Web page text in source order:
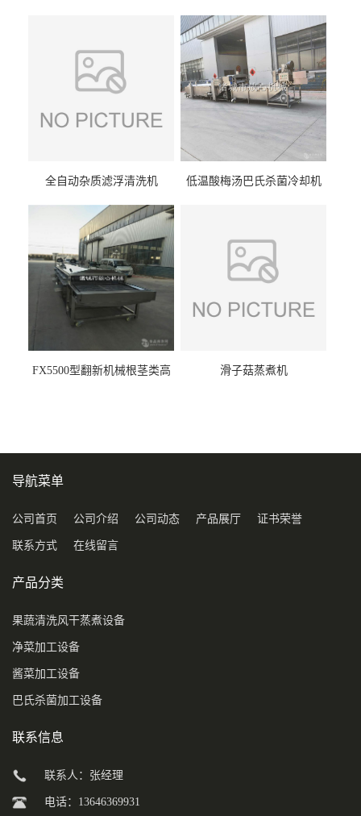
全自动杂质滤浮清洗机 低温酸梅汤巴氏杀菌冷却机
FX5500型翻新机械根茎类高
滑子菇蒸煮机
导航菜单
公司首页 公司介绍 公司动态 产品展厅 证书荣誉
联系方式 在线留言
产品分类
果蔬清洗风干蒸煮设备
净菜加工设备
酱菜加工设备
巴氏杀菌加工设备
联系信息
联系人：张经理
电话：13646369931